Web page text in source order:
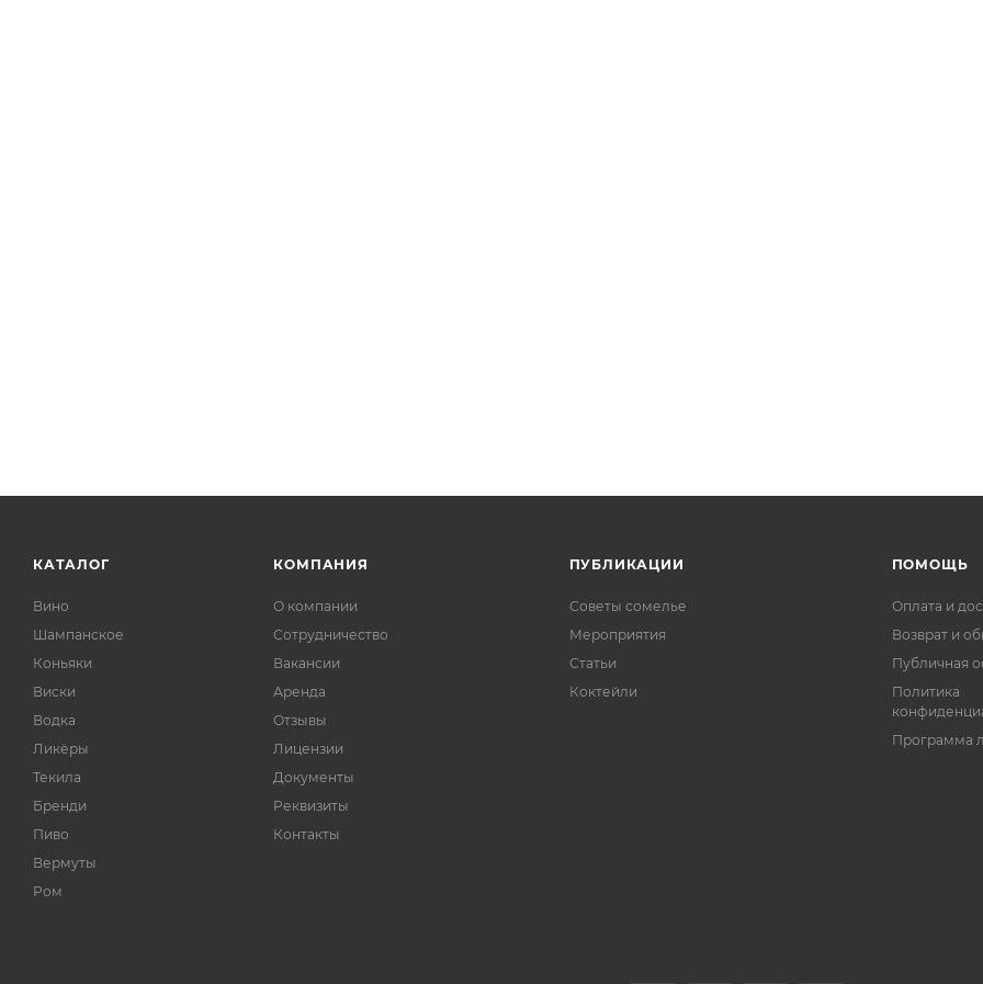
КАТАЛОГ
Вино
Шампанское
Коньяки
Виски
Водка
Ликёры
Текила
Бренди
Пиво
Вермуты
Ром
КОМПАНИЯ
О компании
Сотрудничество
Вакансии
Аренда
Отзывы
Лицензии
Документы
Реквизиты
Контакты
ПУБЛИКАЦИИ
Советы сомелье
Мероприятия
Статьи
Коктейли
ПОМОЩЬ
Оплата и
Возврат и
Публичная
Политика
Программа